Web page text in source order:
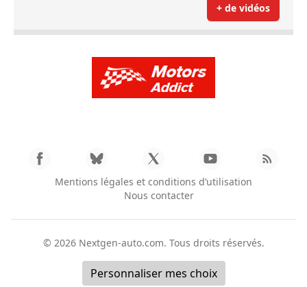
+ de vidéos
Mentions légales et conditions d’utilisation
Nous contacter
© 2026 Nextgen-auto.com. Tous droits réservés.
Personnaliser mes choix